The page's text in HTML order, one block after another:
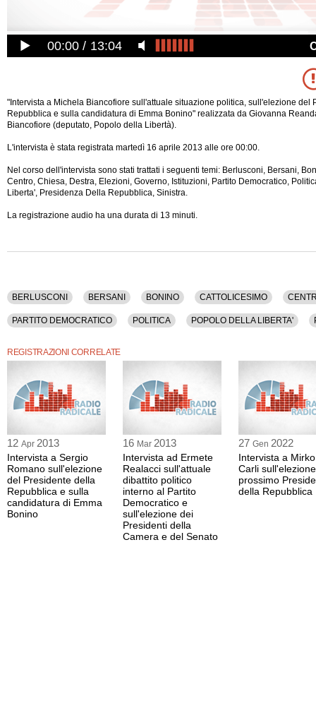
00:00 13:04
"Intervista a Michela Biancofiore sull'attuale situazione politica, sull'elezione del
Repubblica e sulla candidatura di Emma Bonino" realizzata da Giovanna
Biancofiore (deputato, Popolo della Libertà).
L'intervista è stata registrata martedì 16 aprile 2013 alle ore 00:00.
Nel corso dell'intervista sono stati trattati i seguenti temi: Berlusconi, Bersani,
Centro, Chiesa, Destra, Elezioni, Governo, Istituzioni, Partito Democratico,
Liberta', Presidenza Della Repubblica, Sinistra.
La registrazione audio ha una durata di 13 minuti.
BERLUSCONI BERSANI BONINO CATTOLICESIMO
PARTITO DEMOCRATICO POLITICA POPOLO DELLA LIBERTA'
REGISTRAZIONI CORRELATE
12 Apr 2013
Intervista a Sergio
Romano sull'elezione
del Presidente della
Repubblica e sulla
candidatura di Emma
Bonino
16 Mar 2013
Intervista ad Ermete
Realacci sull'attuale
dibattito politico
interno al Partito
Democratico e
sull'elezione dei
Presidenti della
Camera e del Senato
27 Gen 2022
Intervista a
Carli
prossimo
della Repubblica